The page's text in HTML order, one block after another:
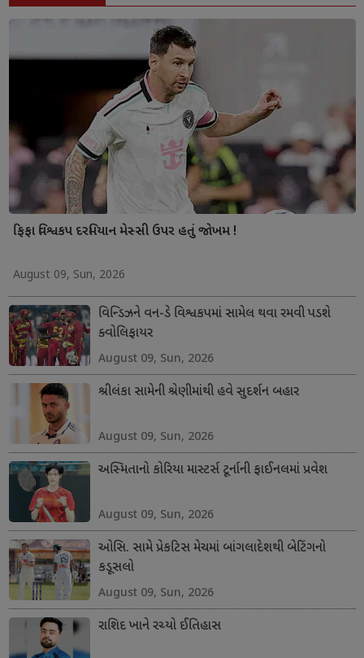
ફિફા વિશ્વકપ દરમિયાન મેસ્સી ઉપર હતું જોખમ !
August 09, Sun, 2026
વિન્ડિઝને વન-ડે વિશ્વકપમાં સામેલ થવા રમવી પડશે
ક્વોલિફાયર
August 09, Sun, 2026
શ્રીલંકા સામેની શ્રેણીમાંથી હવે સુદર્શન બહાર
August 09, Sun, 2026
અસ્મિતાનો કોરિયા માસ્ટર્સ ટૂર્નાની ફાઈનલમાં પ્રવેશ
August 09, Sun, 2026
ઓસિ. સામે પ્રેકટિસ મેચમાં બાંગલાદેશથી બેટિંગનો
કડૂસલો
August 09, Sun, 2026
રાશિદ ખાને રચ્યો ઈતિહાસ